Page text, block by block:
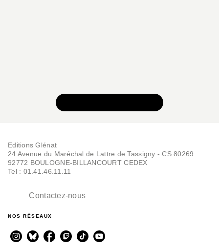
Editions Glénat
24 Avenue du Maréchal de Lattre de Tassigny - CS 80269
92772 BOULOGNE-BILLANCOURT CEDEX
Tel : 01.41.46.11.11
Contactez-nous
NOS RÉSEAUX